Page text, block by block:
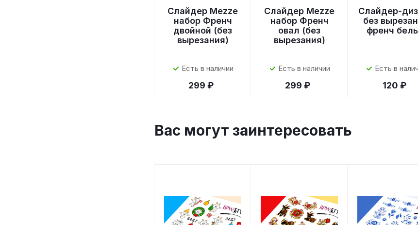
Слайдер Mezze
набор Френч
двойной (без
вырезания)
Есть в наличии
299 ₽
Слайдер Mezze
набор Френч
овал (без
вырезания)
Есть в наличии
299 ₽
Слайдер-
без
френч
Есть в
120 ₽
Вас могут заинтересовать